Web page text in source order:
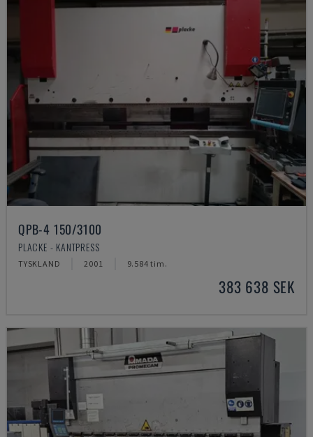
QPB-4 150/3100
PLACKE - KANTPRESS
TYSKLAND 2001 9.584 tim.
383 638 SEK